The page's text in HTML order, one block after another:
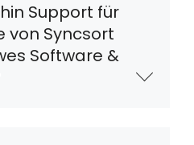
Support für
von Syncsort
Software &